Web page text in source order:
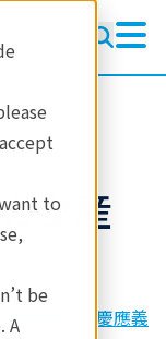
to
be
A
ク産
試験所に「慶應義